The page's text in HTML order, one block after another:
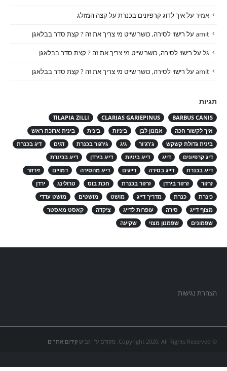
אמיר עלאיך לדוג קרפיונים בכנרת על קצה המזלג
amit על רישוי לסירה, כושר שייט מי צריך את זה ? קצת סדר בבלאגן
גל על רישוי לסירה, כושר שייט מי צריך את זה ? קצת סדר בבלאגן
amit על רישוי לסירה, כושר שייט מי צריך את זה ? קצת סדר בבלאגן
תגיות
BARBUS CANIS
CLARIAS GARIEPINUS
TILAPIA ZILLI
איך לקשור חכה
אמנון לבן ביניות בינית
בינית ארוכת ראש
בינית גדולת קשקש
ג'רג'ור גיג גירגור בכנרת דגים
דיג בכנרת
דיג קרפיונים
דייג דייג ביניות דייג בירדן
דייג בכינרת
דייג בכנרת
דייג בסירה דייגים דייג מהסירה דמויים
זירזור
זרזור
זרזור בירדן זרזור בכנרת חכת בוס טרולינג
ירדן
כינרת
כנרת מדריך דייג מושט מושטים
מושט עדדי
מצוף דייג
סירה עופרות לדייג ציקדה
קאסט מאסטר
שפמונים
שפמנון מצוי שקיעה
הצהרת נגישות
© Copyright 2020. All Rights Reserved. מקודם ע"י גביש קידום אתרים